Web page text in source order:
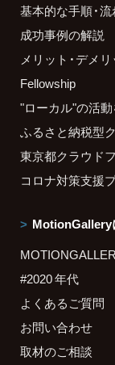
基本的な手順・
成功事例の解説
メリット・デメリ
Fellowship
"ローカル"の活
ふるさと納税型
東京都クラウド
コロナ対策支援
MotionGallery
#2020 年代
よくあるご質問
お問い合わせ
取材のご相談